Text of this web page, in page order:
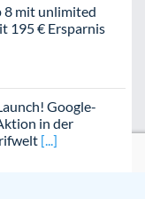
8 mit unlimited
195 € Ersparnis
Google-
in der